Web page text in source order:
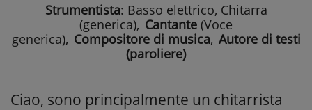
Strumentista: Basso elettrico, Chitarra
(generica), Cantante (Voce
generica), Compositore di musica, Autore di testi
(paroliere)
Ciao, sono principalmente un chitarrista